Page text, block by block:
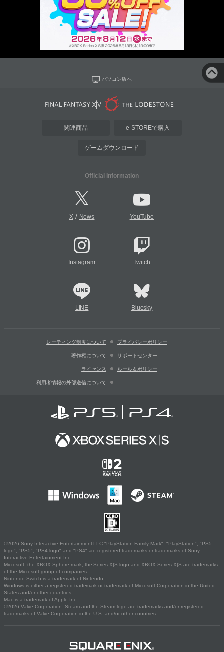
パソコン版へ
関連商品 e-STOREで購入
ゲームダウンロード
Official Information
X/ News YouTube
Instagram Twitch
LINE Bluesky
レーティング制度について プライバシーポリシー
著作権について サポートセンター
ライセンス ルール＆ポリシー
利用者情報の外部送信について
©2026 Sony Interactive Entertainment LLC."PlayStation Family Mark", "PlayStation", "PS5
logo", "PS5", "PS4 logo" and "PS4" are registered trademarks or trademarks of Sony
Interactive Entertainment Inc.
Microsoft, the XBOX Sphere mark, the Series X|S logo and XBOX Series X|S are trademarks
of the Microsoft group of companies.
Nintendo Switch is a trademark of Nintendo.
Windows is either a registered trademark or trademark of Microsoft Corporation in the United
States and/or other countries.
Mac is a trademark of Apple Inc.
©2026 Valve Corporation. Steam and the Steam logo are trademarks and/or registered
trademarks of Valve Corporation in the U.S. and/or other countries.